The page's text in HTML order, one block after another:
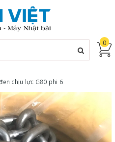
0
chịu lực G80 phi 6